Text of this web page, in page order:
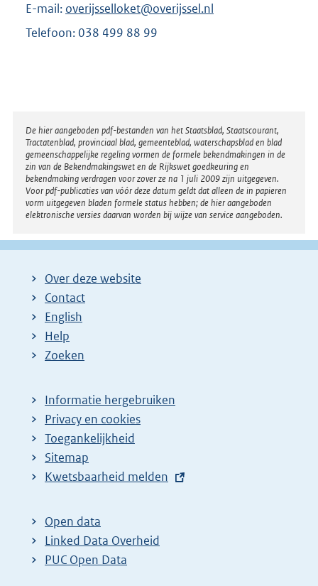
E-mail: overijsselloket@overijssel.nl
Telefoon: 038 499 88 99
Disclaimer
De hier aangeboden pdf-bestanden van het Staatsblad, Staatscourant,
Tractatenblad, provinciaal blad, gemeenteblad, waterschapsblad en blad
gemeenschappelijke regeling vormen de formele bekendmakingen in de
zin van de Bekendmakingswet en de Rijkswet goedkeuring en
bekendmaking verdragen voor zover ze na 1 juli 2009 zijn uitgegeven.
Voor pdf-publicaties van vóór deze datum geldt dat alleen de in papieren
vorm uitgegeven bladen formele status hebben; de hier aangeboden
elektronische versies daarvan worden bij wijze van service aangeboden.
Over deze website
Contact
English
Help
Zoeken
Informatie hergebruiken
Privacy en cookies
Toegankelijkheid
Sitemap
E
t
e
r
Kwetsbaarheid melden
Open data
Linked Data Overheid
PUC Open Data